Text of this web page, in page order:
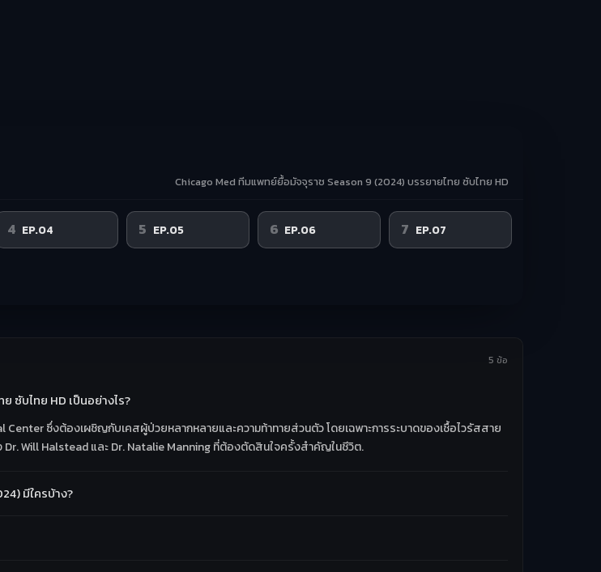
Chicago Med ทีมแพทย์ยื้อมัจจุราช Season 9 (2024) บรรยายไทย ซับไทย HD
4 EP.04 5 EP.05 6 EP.06 7 EP.07
5 ข้อ
ซับไทย HD เป็นอย่างไร?
ซึ่งต้องเผชิญกับเคสผู้ป่วยหลากหลายและความท้าทายส่วนตัว โดยเฉพาะการระบาดของเชื้อไวรัสสาย
Will Halstead และ Dr. Natalie Manning ที่ต้องตัดสินใจครั้งสำคัญในชีวิต.
มีใครบ้าง?